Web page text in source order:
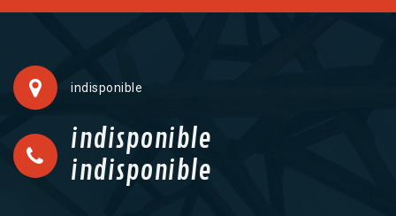
indisponible
indisponible
indisponible